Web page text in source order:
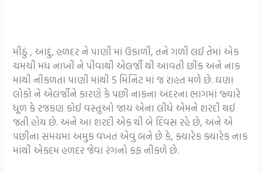
મીઠું , આદું, હળદર ને પાણી માં ઉકાળી, તને ગળી લઈ તેમાં એક
ચમચી મધ નાખી ને પીવાથી એલર્જી થી આવતી છીંક અને નાક
માંથી નીકળતા પાણી માંથી 5 મિનિટ માં જ રાહત મળે છે. ઘણા
લોકો ને એલર્જીને કારણે કે પછી નાકના અંદરના ભાગમાં જ્યારે
ધૂળ કે રજકણ કોઈ વસ્તુઓ જાય એના લીધે એમને શરદી થઈ
જતી હોય છે. અને આ શરદી એક થી બે દિવસ રહે છે, અને એ
પછીના સમયમાં અમુક વખત એવું બને છે કે, ક્યારેક ક્યારેક નાક
માંથી એકદમ હળદર જેવા રંગનો કફ નીકળે છે.